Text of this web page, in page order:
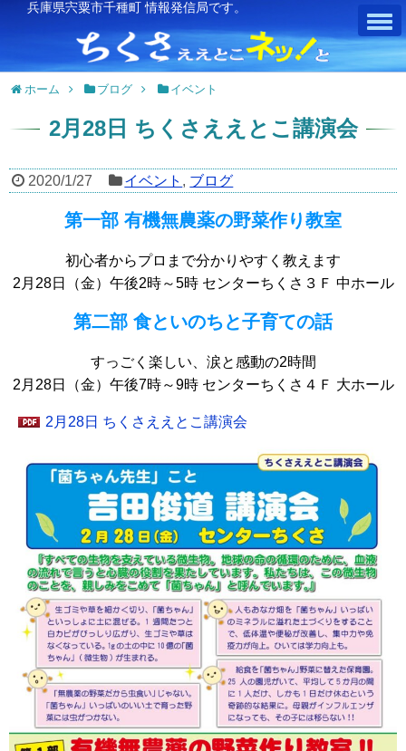
兵庫県宍粟市千種町 情報発信局です。
ホーム ブログ イベント
2月28日 ちくさええとこ講演会
2020/1/27 イベント , ブログ
第一部 有機無農薬の野菜作り教室
初心者からプロまで分かりやすく教えます
2月28日（金）午後2時～5時 センターちくさ３Ｆ 中ホール
第二部 食といのちと子育ての話
すっごく楽しい、涙と感動の2時間
2月28日（金）午後7時～9時 センターちくさ４Ｆ 大ホール
2月28日 ちくさええとこ講演会